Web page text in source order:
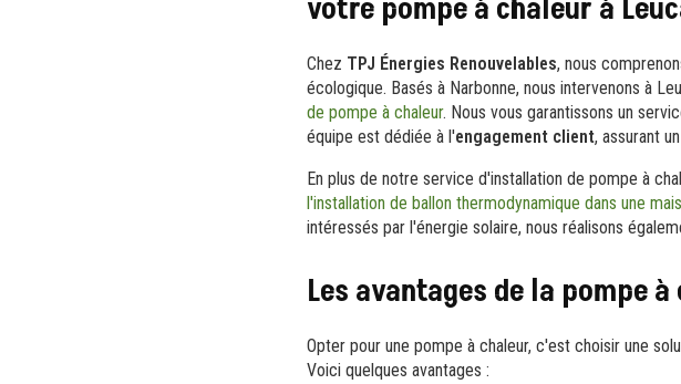
votre pompe à chaleur à
Chez TPJ Énergies Renouvelables, nous
écologique. Basés à Narbonne, nous intervenons à
de pompe à chaleur. Nous vous garantissons un
équipe est dédiée à l'engagement client, assurant
En plus de notre service d'installation de pompe à
l'installation de ballon thermodynamique dans une
intéressés par l'énergie solaire, nous réalisons
Les avantages de la pompe
Opter pour une pompe à chaleur, c'est choisir une
Voici quelques avantages :